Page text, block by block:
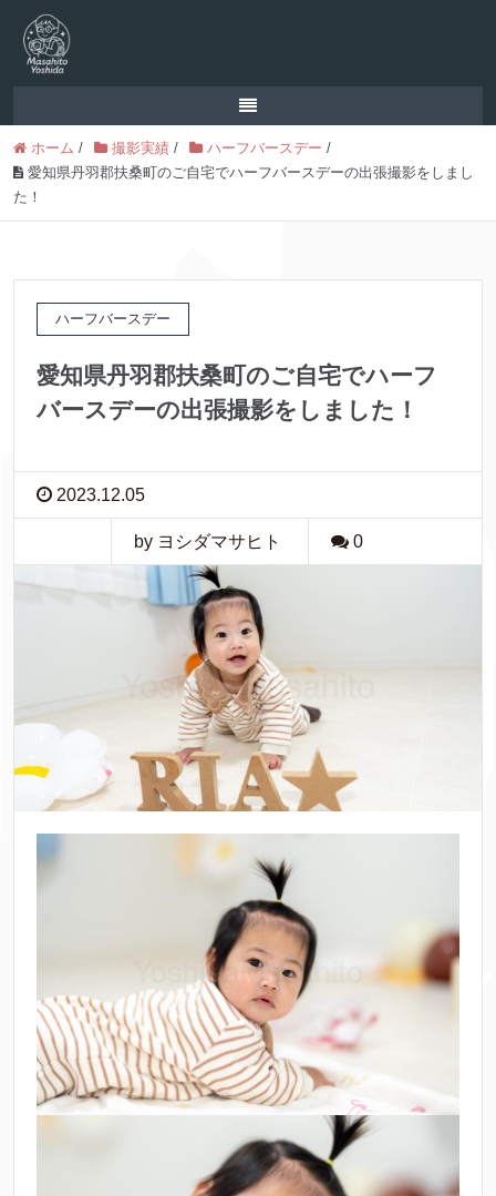
ホーム / 撮影実績 / ハーフバースデー /
愛知県丹羽郡扶桑町のご自宅でハーフバースデーの出張撮影をしまし
た！
ハーフバースデー
愛知県丹羽郡扶桑町のご自宅でハーフ
バースデーの出張撮影をしました！
2023.12.05
by ヨシダマサヒト 0